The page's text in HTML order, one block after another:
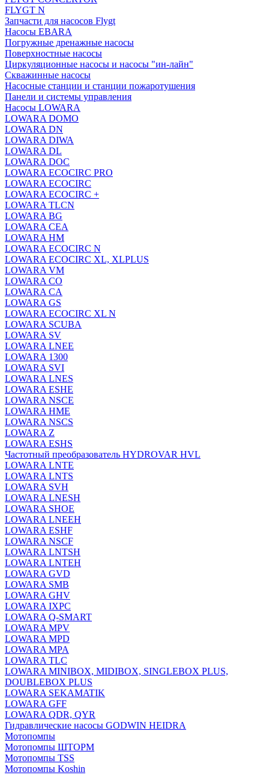
FLYGT N
Запчасти для насосов Flygt
Насосы EBARA
Погружные дренажные насосы
Поверхностные насосы
Циркуляционные насосы и насосы "ин-лайн"
Скважинные насосы
Насосные станции и станции пожаротушения
Панели и системы управления
Насосы LOWARA
LOWARA DOMO
LOWARA DN
LOWARA DIWA
LOWARA DL
LOWARA DOC
LOWARA ECOCIRC PRO
LOWARA ECOCIRC
LOWARA ECOCIRC +
LOWARA TLCN
LOWARA BG
LOWARA CEA
LOWARA HM
LOWARA ECOCIRC N
LOWARA ECOCIRC XL, XLPLUS
LOWARA VM
LOWARA CO
LOWARA CA
LOWARA GS
LOWARA ECOCIRC XL N
LOWARA SCUBA
LOWARA SV
LOWARA LNEE
LOWARA 1300
LOWARA SVI
LOWARA LNES
LOWARA ESHE
LOWARA NSCE
LOWARA HME
LOWARA NSCS
LOWARA Z
LOWARA ESHS
Частотный преобразователь HYDROVAR HVL
LOWARA LNTE
LOWARA LNTS
LOWARA SVH
LOWARA LNESH
LOWARA SHOE
LOWARA LNEEH
LOWARA ESHF
LOWARA NSCF
LOWARA LNTSH
LOWARA LNTEH
LOWARA GVD
LOWARA SMB
LOWARA GHV
LOWARA IXPС
LOWARA Q-SMART
LOWARA MPV
LOWARA MPD
LOWARA MPA
LOWARA TLC
LOWARA MINIBOX, MIDIBOX, SINGLEBOX PLUS,
DOUBLEBOX PLUS
LOWARA SEKAMATIK
LOWARA GFF
LOWARA QDR, QYR
Гидравлические насосы GODWIN HEIDRA
Мотопомпы
Мотопомпы ШТОРМ
Мотопомпы TSS
Мотопомпы Koshin